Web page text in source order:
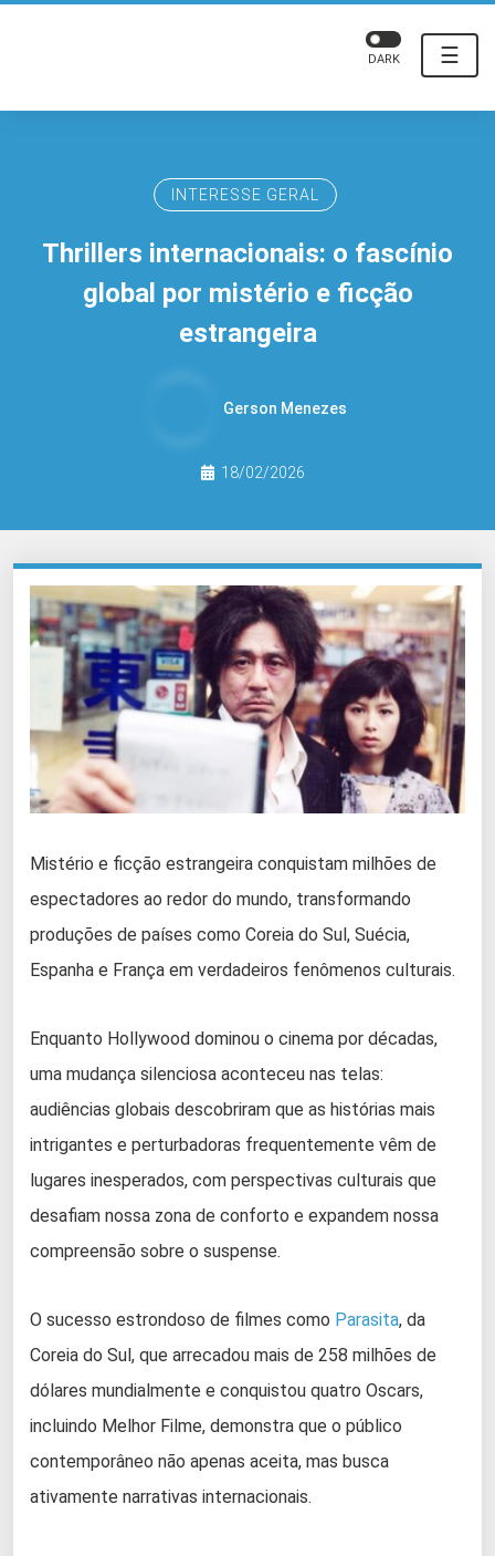
☰
DARK
INTERESSE GERAL
Thrillers internacionais: o fascínio
global por mistério e ficção
estrangeira
Gerson Menezes
18/02/2026
Mistério e ficção estrangeira conquistam milhões de
espectadores ao redor do mundo, transformando
produções de países como Coreia do Sul, Suécia,
Espanha e França em verdadeiros fenômenos culturais.
Enquanto Hollywood dominou o cinema por décadas,
uma mudança silenciosa aconteceu nas telas:
audiências globais descobriram que as histórias mais
intrigantes e perturbadoras frequentemente vêm de
lugares inesperados, com perspectivas culturais que
desafiam nossa zona de conforto e expandem nossa
compreensão sobre o suspense.
O sucesso estrondoso de filmes como Parasita, da
Coreia do Sul, que arrecadou mais de 258 milhões de
dólares mundialmente e conquistou quatro Oscars,
incluindo Melhor Filme, demonstra que o público
contemporâneo não apenas aceita, mas busca
ativamente narrativas internacionais.